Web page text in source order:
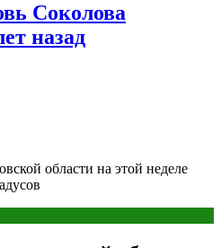
Соколова
назад
области на этой неделе